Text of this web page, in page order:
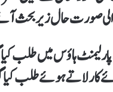
صورت حال زیربحث
طلب کیا